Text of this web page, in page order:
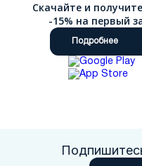
Скачайте и
-15% на первый
Подробнее